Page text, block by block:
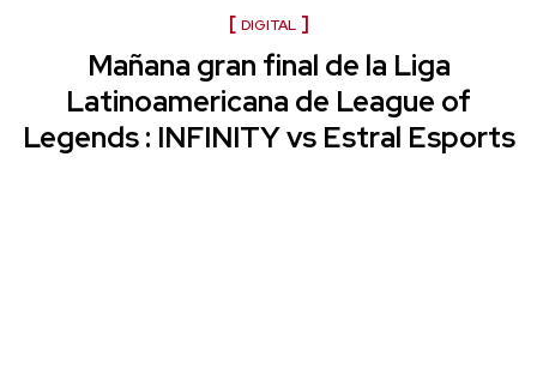
DIGITAL
Mañana gran final de la Liga
Latinoamericana de League of
Legends : INFINITY vs Estral Esports